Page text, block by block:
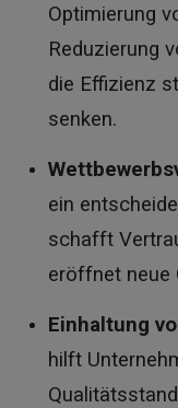
Optimierung
Reduzierung
die Effizienz
senken.
ein
schafft
eröffnet neue
Einhaltung
hilft